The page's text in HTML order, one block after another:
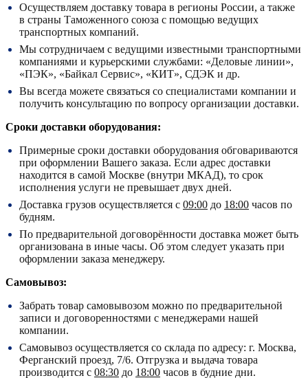
Осуществляем доставку товара в регионы России, а также
в страны Таможенного союза с помощью ведущих
транспортных компаний.
Мы сотрудничаем с ведущими известными транспортными
компаниями и курьерскими службами: «Деловые линии»,
«ПЭК», «Байкал Сервис», «КИТ», СДЭК и др.
Вы всегда можете связаться со специалистами компании и
получить консультацию по вопросу организации доставки.
Сроки доставки оборудования:
Примерные сроки доставки оборудования обговариваются
при оформлении Вашего заказа. Если адрес доставки
находится в самой Москве (внутри МКАД), то срок
исполнения услуги не превышает двух дней.
Доставка грузов осуществляется с 09:00 до 18:00 часов по
будням.
По предварительной договорённости доставка может быть
организована в иные часы. Об этом следует указать при
оформлении заказа менеджеру.
Самовывоз:
Забрать товар самовывозом можно по предварительной
записи и договоренностями с менеджерами нашей
компании.
Самовывоз осуществляется со склада по адресу: г. Москва,
Ферганский проезд, 7/6. Отгрузка и выдача товара
производится с 08:30 до 18:00 часов в будние дни.